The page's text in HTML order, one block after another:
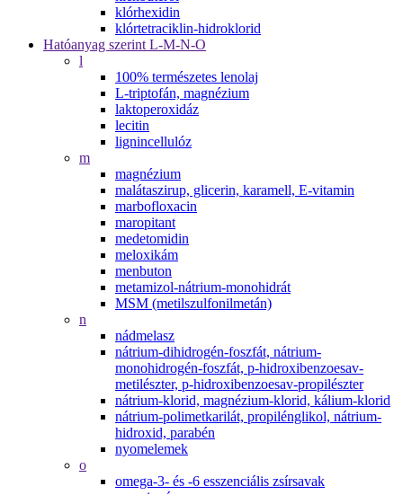
klórhexidin
klórtetraciklin-hidroklorid
Hatóanyag szerint L-M-N-O
l
100% természetes lenolaj
L-triptofán, magnézium
laktoperoxidáz
lecitin
lignincellulóz
m
magnézium
malátaszirup, glicerin, karamell, E-vitamin
marbofloxacin
maropitant
medetomidin
meloxikám
menbuton
metamizol-nátrium-monohidrát
MSM (metilszulfonilmetán)
n
nádmelasz
nátrium-dihidrogén-foszfát, nátrium-
monohidrogén-foszfát, p-hidroxibenzoesav-
metilészter, p-hidroxibenzoesav-propilészter
nátrium-klorid, magnézium-klorid, kálium-klorid
nátrium-polimetkarilát, propilénglikol, nátrium-
hidroxid, parabén
nyomelemek
o
omega-3- és -6 esszenciális zsírsavak